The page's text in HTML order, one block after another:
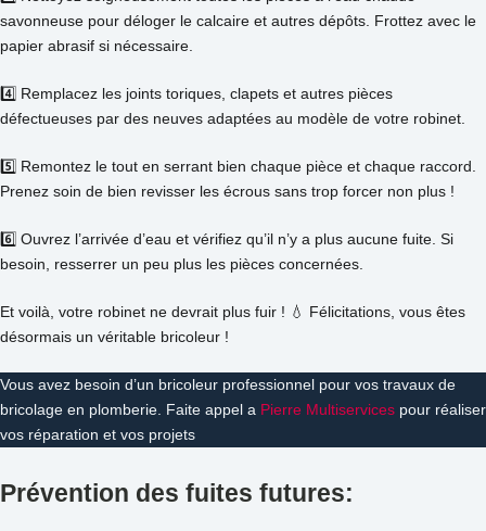
savonneuse pour déloger le calcaire et autres dépôts. Frottez avec le
papier abrasif si nécessaire.
4️⃣ Remplacez les joints toriques, clapets et autres pièces
défectueuses par des neuves adaptées au modèle de votre robinet.
5️⃣ Remontez le tout en serrant bien chaque pièce et chaque raccord.
Prenez soin de bien revisser les écrous sans trop forcer non plus !
6️⃣ Ouvrez l’arrivée d’eau et vérifiez qu’il n’y a plus aucune fuite. Si
besoin, resserrer un peu plus les pièces concernées.
Et voilà, votre robinet ne devrait plus fuir ! 💧 Félicitations, vous êtes
désormais un véritable bricoleur !
Vous avez besoin d’un bricoleur professionnel pour vos travaux de
bricolage en plomberie. Faite appel a Pierre Multiservices pour réaliser
vos réparation et vos projets
Prévention des fuites futures: